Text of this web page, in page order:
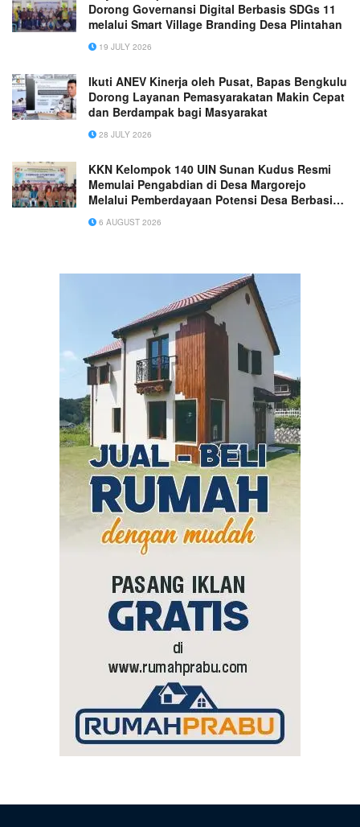
Dorong Governansi Digital Berbasis SDGs 11
melalui Smart Village Branding Desa Plintahan
19 JULY 2026
Ikuti ANEV Kinerja oleh Pusat, Bapas Bengkulu
Dorong Layanan Pemasyarakatan Makin Cepat
dan Berdampak bagi Masyarakat
28 JULY 2026
KKN Kelompok 140 UIN Sunan Kudus Resmi
Memulai Pengabdian di Desa Margorejo
Melalui Pemberdayaan Potensi Desa Berbasis
Ekoteologi
6 AUGUST 2026